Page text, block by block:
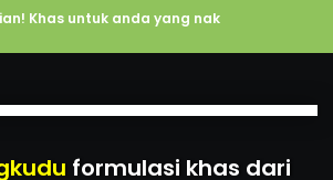
Khas untuk anda yang nak
formulasi khas dari